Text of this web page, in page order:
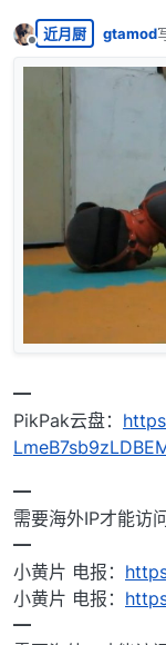
离线
近月厨 gtamod
━
PikPak云盘：
━
需要海外IP才能访
━
小黄片 电报：
小黄片 电报：
━